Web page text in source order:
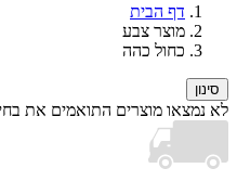
דף הבית
מוצר צבע
כחול כהה
מוצרים התואמים את בחירתך.